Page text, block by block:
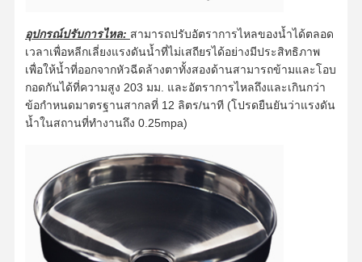
บล็อก
พูดคุยกันตอน
นี้
น้ำยาล้างตาน้ำนิรภัย
สถานีล้างตาติดผนัง
สถานีล้างตาบนโต๊ะ
อุปกรณ์ปรับการไหล: สามารถปรับอัตราการไหลของน้ำได้ตลอด
เวลาเพื่อหลีกเลี่ยงแรงดันน้ำที่ไม่เสถียรได้อย่างมีประสิทธิภาพ
เพื่อให้น้ำที่ออกจากหัวฉีดล้างตาทั้งสองด้านสามารถข้ามและโอบ
กอดกันได้ที่ความสูง 203 มม. และอัตราการไหลถึงและเกินกว่า
ข้อกำหนดมาตรฐานสากลที่ 12 ลิตร/นาที (โปรดยืนยันว่าแรงดัน
น้ำในสถานที่ทำงานถึง 0.25mpa)